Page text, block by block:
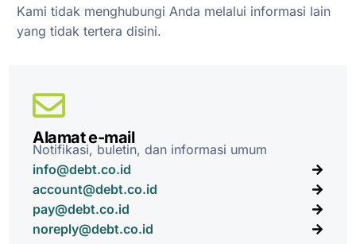
Kami tidak menghubungi Anda melalui informasi lain
yang tidak tertera disini.
Alamat e-mail
Notifikasi, buletin, dan informasi umum
info@debt.co.id
account@debt.co.id
pay@debt.co.id
noreply@debt.co.id